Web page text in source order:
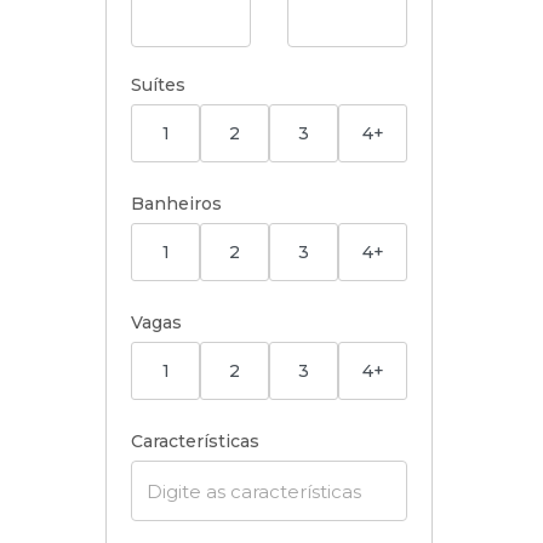
Suítes
1 2 3 4+
Banheiros
1 2 3 4+
Vagas
1 2 3 4+
Características